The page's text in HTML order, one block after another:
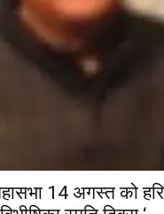
14 अगस्त को